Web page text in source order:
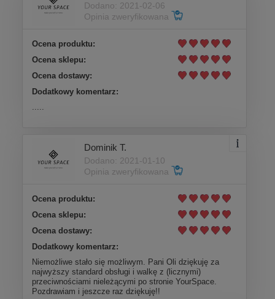
Dodano: 2021-02-06
Opinia zweryfikowana
Ocena produktu:
Ocena sklepu:
Ocena dostawy:
Dodatkowy komentarz:
Dominik T.
Dodano: 2021-01-10
Opinia zweryfikowana
Ocena produktu:
Ocena sklepu:
Ocena dostawy:
Dodatkowy komentarz:
Niemożliwe stało się możliwym. Pani Oli dziękuję za
najwyższy standard obsługi i walkę z (licznymi)
przeciwnościami nieleżącymi po stronie YourSpace.
Pozdrawiam i jeszcze raz dziękuję!!